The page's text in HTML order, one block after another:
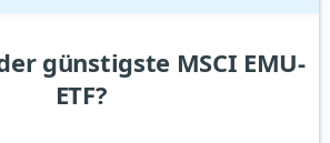
günstigste MSCI EMU-
ETF?